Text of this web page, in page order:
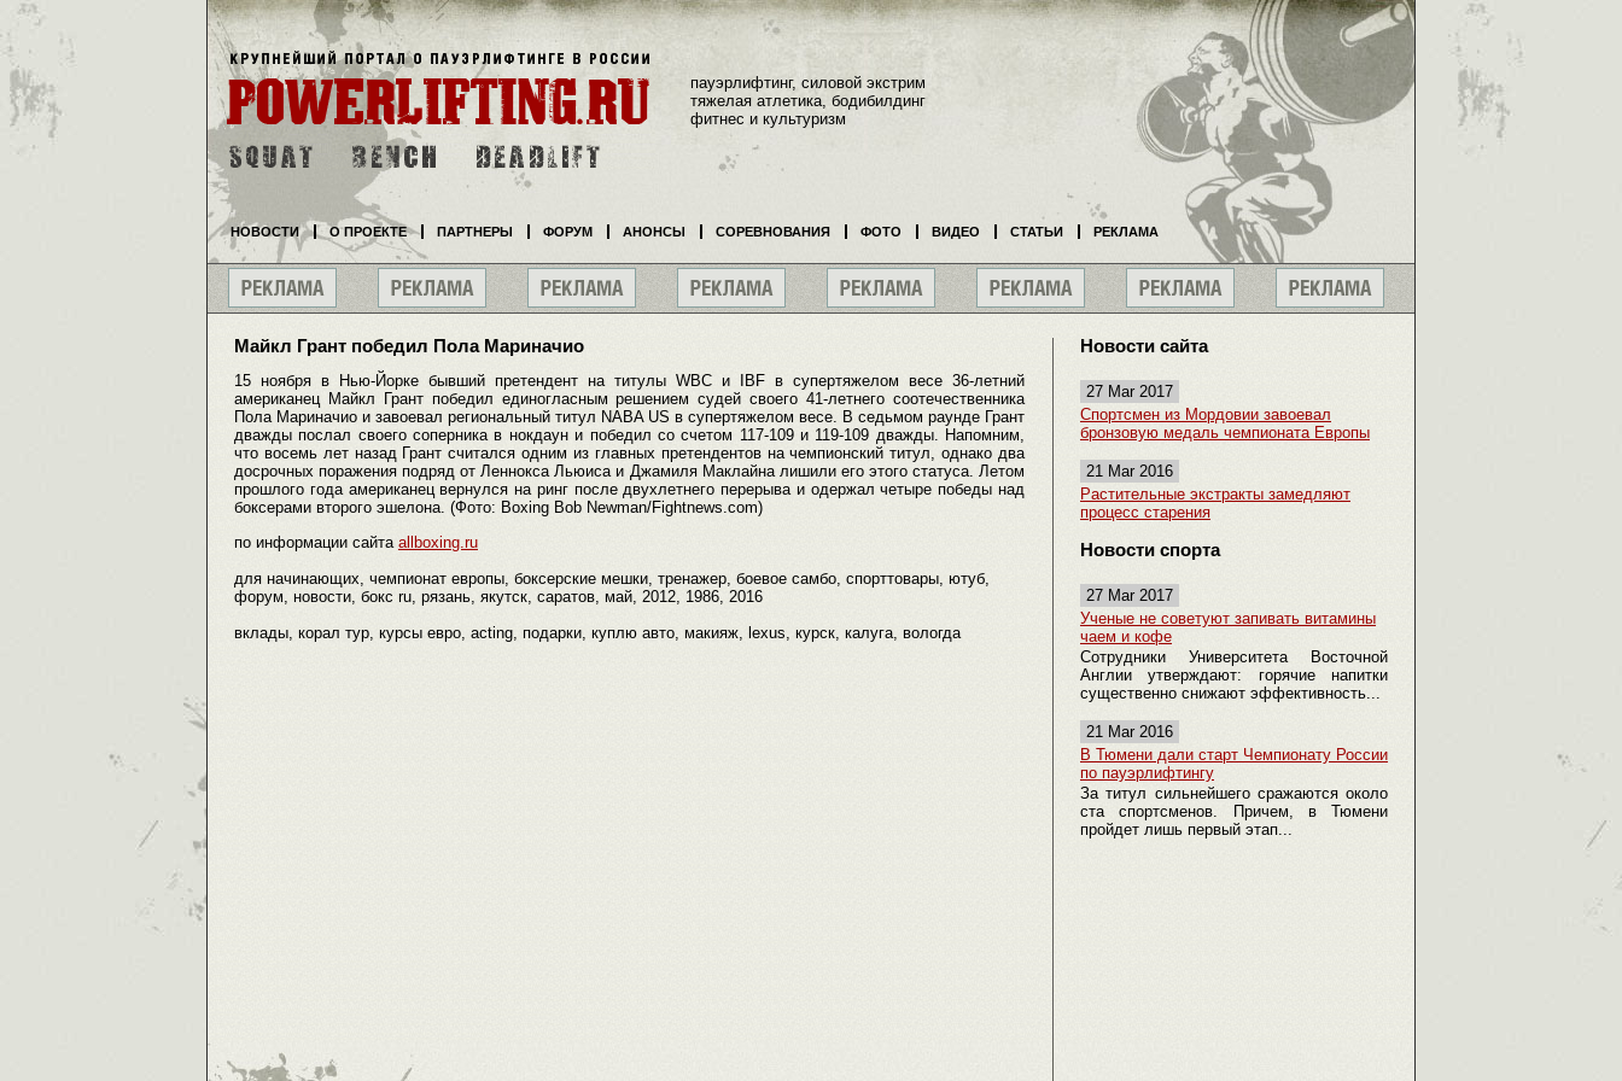
Майкл Грант победил Пола Мариначио
15 ноября в Нью-Йорке бывший претендент на титулы WBC и IBF в супертяжелом весе 36-летний
американец Майкл Грант победил единогласным решением судей своего 41-летнего соотечественника
Пола Мариначио и завоевал региональный титул NABA US в супертяжелом весе. В седьмом раунде Грант
дважды послал своего соперника в нокдаун и победил со счетом 117-109 и 119-109 дважды. Напомним,
что восемь лет назад Грант считался одним из главных претендентов на чемпионский титул, однако два
досрочных поражения подряд от Леннокса Льюиса и Джамиля Маклайна лишили его этого статуса. Летом
прошлого года американец вернулся на ринг после двухлетнего перерыва и одержал четыре победы над
боксерами второго эшелона. (Фото: Boxing Bob Newman/Fightnews.com)
по информации сайта allboxing.ru
для начинающих, чемпионат европы, боксерские мешки, тренажер, боевое самбо, спорттовары, ютуб,
форум, новости, бокс ru, рязань, якутск, саратов, май, 2012, 1986, 2016
вклады, корал тур, курсы евро, acting, подарки, куплю авто, макияж, lexus, курск, калуга, вологда
Новости сайта
27 Mar 2017
Спортсмен из Мордовии завоевал
бронзовую медаль чемпионата Европы
21 Mar 2016
Растительные экстракты замедляют
процесс старения
Новости спорта
27 Mar 2017
Ученые не советуют запивать витамины
чаем и кофе
Сотрудники Университета Восточной
Англии утверждают: горячие напитки
существенно снижают эффективность...
21 Mar 2016
В Тюмени дали старт Чемпионату России
по пауэрлифтингу
За титул сильнейшего сражаются около
ста спортсменов. Причем, в Тюмени
пройдет лишь первый этап...
пауэрлифтинг, силовой экстрим
тяжелая атлетика, бодибилдинг
фитнес и культуризм
НОВОСТИ О ПРОЕКТЕ ПАРТНЕРЫ ФОРУМ АНОНСЫ СОРЕВНОВАНИЯ ФОТО ВИДЕО СТАТЬИ РЕКЛАМА